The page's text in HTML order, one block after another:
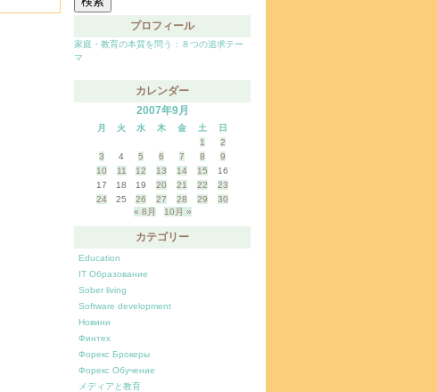
プロフィール
家庭・教育の本質を問う：８つの追求テー
マ
カレンダー
2007年9月
月 火 水 木 金 土
日
1
2
3
4 5 6 7 8
9
10
11 12 13 14 15
16
17
18 19 20 21 22
23
24
25 26 27 28 29
30
« 8月
10月 »
カテゴリー
Education
IT Образование
Sober living
Software development
Новини
Финтех
Форекс Брокеры
Форекс Обучение
メディアと教育